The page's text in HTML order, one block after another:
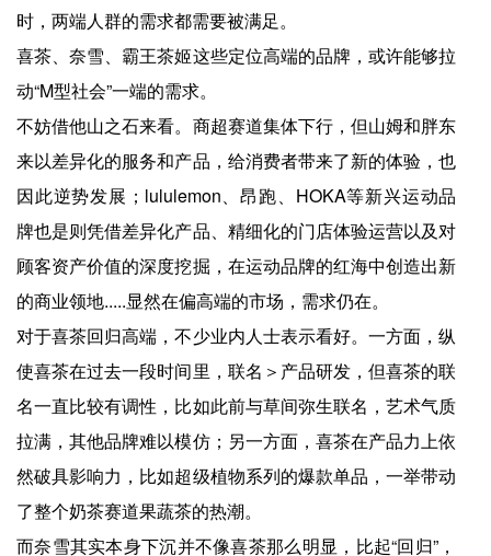
时，两端人群的需求都需要被满足。
喜茶、奈雪、霸王茶姬这些定位高端的品牌，或许能够拉
动“M型社会”一端的需求。
不妨借他山之石来看。商超赛道集体下行，但山姆和胖东
来以差异化的服务和产品，给消费者带来了新的体验，也
因此逆势发展；lululemon、昂跑、HOKA等新兴运动品
牌也是则凭借差异化产品、精细化的门店体验运营以及对
顾客资产价值的深度挖掘，在运动品牌的红海中创造出新
的商业领地.....显然在偏高端的市场，需求仍在。
对于喜茶回归高端，不少业内人士表示看好。一方面，纵
使喜茶在过去一段时间里，联名＞产品研发，但喜茶的联
名一直比较有调性，比如此前与草间弥生联名，艺术气质
拉满，其他品牌难以模仿；另一方面，喜茶在产品力上依
然破具影响力，比如超级植物系列的爆款单品，一举带动
了整个奶茶赛道果蔬茶的热潮。
而奈雪其实本身下沉并不像喜茶那么明显，比起“回归”，